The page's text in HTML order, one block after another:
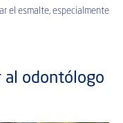
el esmalte, especialmente
al odontólogo